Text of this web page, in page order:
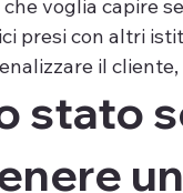
voglia capire
presi con altri
il
stato